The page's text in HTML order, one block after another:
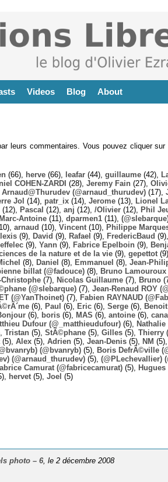
Videos Blog About
leurs commentaires. Vous pouvez cliquer
(66), herve (66), leafar (44), guillaume (42),
COHEN-ZARDI (28), Jeremy Fain (27),
Arnaud@Thurudev (@arnaud_thurudev) (17),
Jol (14), patr_ix (14), Jerome (13), Lionel
(12), Pascal (12), anj (12), /Olivier (12), Phil
Marc-Antoine (11), dparmen1 (11),
arnaud (10), Vincent (10), Philippe
(9), David (9), Rafael (9), FredericBaud (9),
(9), Yann (9), Fabrice Epelboin (9),
de la nature et de la vie (9), gepettot
(8), Daniel (8), Emmanuel (8), Jean-
billat (@fadouce) (8), Bruno
Christophe (7), Nicolas Guillaume (7), Bruno
(@slebarque) (7), Jean-Renaud ROY
(@YanThoinet) (7), Fabien RAYNAUD
(6), Paul (6), Eric (6), Serge (6),
(6), boris (6), MAS (6), antoine (6),
Dufour (@_matthieudufour) (6),
Tristan (5), StÃ©phane (5), Gilles (5), Thierry
(5), Alex (5), Adrien (5), Jean-Denis (5), NM (5),
(@bvanryb) (5), Boris DefrÃ©ville
(@arnaud_thurudev) (5), (@PLechevallier)
Camurat (@fabricecamurat) (5),
hervet (5), Joel (5)
photo – 6 , le 2 décembre 2008